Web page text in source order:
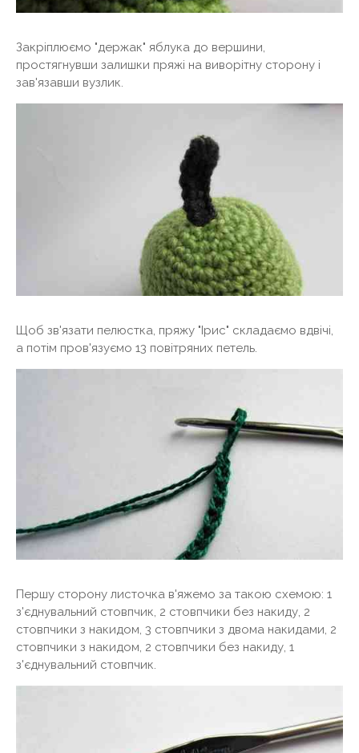
Закріплюємо "держак" яблука до вершини,
простягнувши залишки пряжі на виворітну сторону і
зав'язавши вузлик.
Щоб зв'язати пелюстка, пряжу "Ірис" складаємо вдвічі,
а потім пров'язуємо 13 повітряних петель.
Першу сторону листочка в'яжемо за такою схемою: 1
з'єднувальний стовпчик, 2 стовпчики без накиду, 2
стовпчики з накидом, 3 стовпчики з двома накидами, 2
стовпчики з накидом, 2 стовпчики без накиду, 1
з'єднувальний стовпчик.